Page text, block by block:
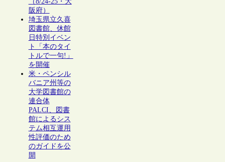
阪府）
埼玉県立久喜
図書館、休館
日特別イベン
ト「本のタイ
トルで一句!」
を開催
米・ペンシル
バニア州等の
大学図書館の
連合体
PALCI、図書
館によるシス
テム相互運用
性評価のため
のガイドを公
開